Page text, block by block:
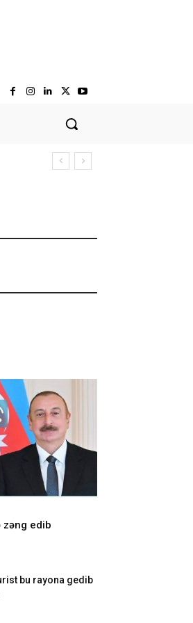
zəng edib
bu rayona gedib